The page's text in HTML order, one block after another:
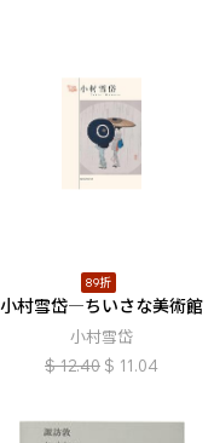
89折
小村雪岱―ちいさな美術館
小村雪岱
$ 12.40 $ 11.04